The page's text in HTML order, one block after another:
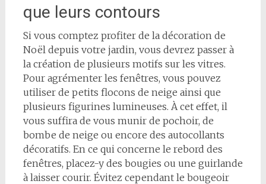
que leurs contours
Si vous comptez profiter de la décoration de
Noël depuis votre jardin, vous devrez passer à
la création de plusieurs motifs sur les vitres.
Pour agrémenter les fenêtres, vous pouvez
utiliser de petits flocons de neige ainsi que
plusieurs figurines lumineuses. À cet effet, il
vous suffira de vous munir de pochoir, de
bombe de neige ou encore des autocollants
décoratifs. En ce qui concerne le rebord des
fenêtres, placez-y des bougies ou une guirlande
à laisser courir. Évitez cependant le bougeoir